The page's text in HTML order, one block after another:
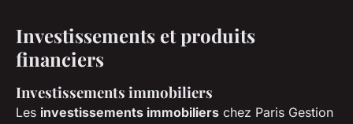
Investissements et produits
financiers
Investissements immobiliers
Les investissements immobiliers chez Paris Gestion